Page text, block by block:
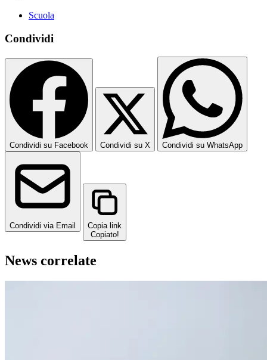
Scuola
Condividi
Condividi su Facebook Condividi su X Condividi su WhatsApp
Condividi via Email
Copia link
Copiato!
News correlate